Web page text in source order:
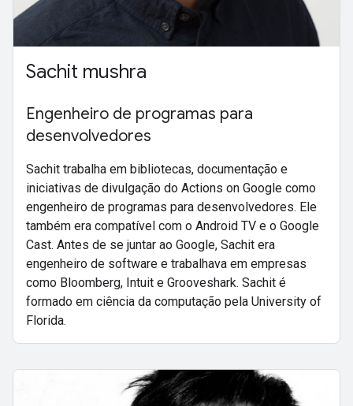
Sachit mushra
Engenheiro de programas para
desenvolvedores
Sachit trabalha em bibliotecas, documentação e
iniciativas de divulgação do Actions on Google como
engenheiro de programas para desenvolvedores. Ele
também era compatível com o Android TV e o Google
Cast. Antes de se juntar ao Google, Sachit era
engenheiro de software e trabalhava em empresas
como Bloomberg, Intuit e Grooveshark. Sachit é
formado em ciência da computação pela University of
Florida.